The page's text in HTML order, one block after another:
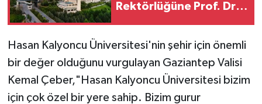
Rektörlüğüne Prof. Dr.
Hasan Kalyoncu Üniversitesi'nin şehir için önemli
bir değer olduğunu vurgulayan Gaziantep Valisi
Kemal Çeber,"Hasan Kalyoncu Üniversitesi bizim
için çok özel bir yere sahip. Bizim gurur